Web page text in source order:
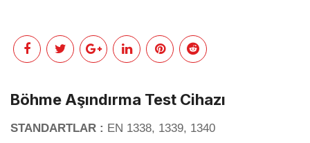
Böhme Aşındırma Test Cihazı
STANDARTLAR : EN 1338, 1339, 1340